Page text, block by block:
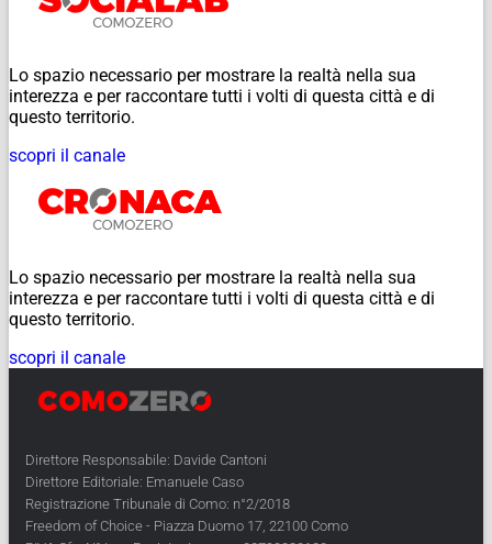
Lo spazio necessario per mostrare la realtà nella sua
interezza e per raccontare tutti i volti di questa città e di
questo territorio.
scopri il canale
Lo spazio necessario per mostrare la realtà nella sua
interezza e per raccontare tutti i volti di questa città e di
questo territorio.
scopri il canale
Direttore Responsabile: Davide Cantoni
Direttore Editoriale: Emanuele Caso
Registrazione Tribunale di Como: n°2/2018
Freedom of Choice - Piazza Duomo 17, 22100 Como